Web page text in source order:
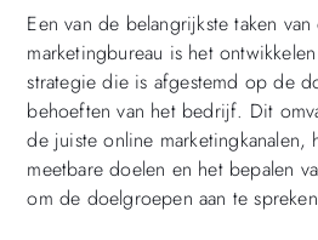
Een van de belangrijkste taken
marketingbureau is het
strategie die is afgestemd op de
behoeften van het bedrijf. Dit
de juiste online marketingkanalen,
meetbare doelen en het bepalen
om de doelgroepen aan te